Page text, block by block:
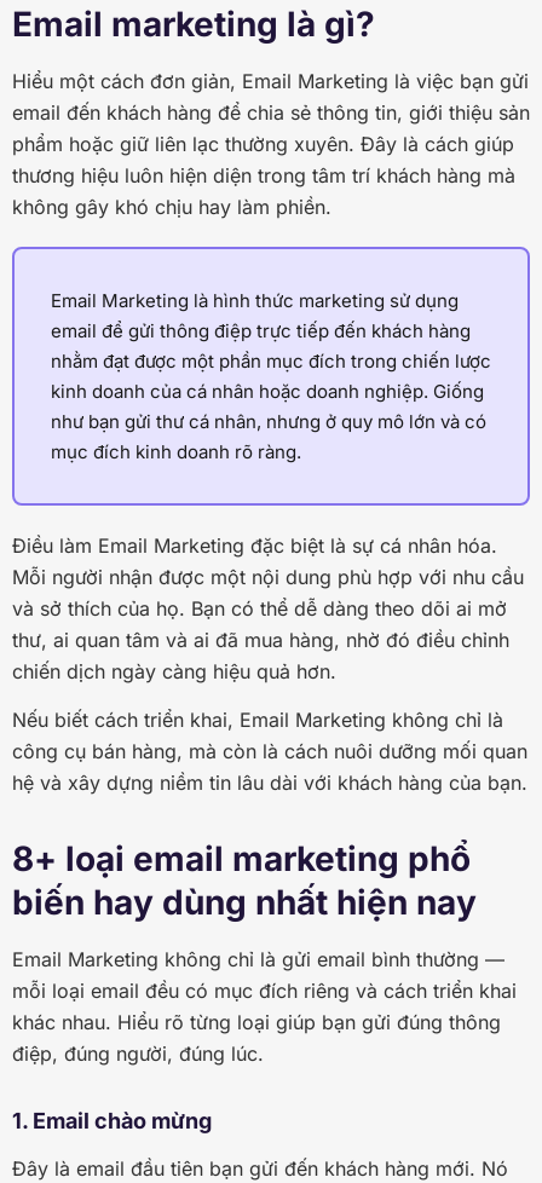
Email marketing là gì?
Hiểu một cách đơn giản, Email Marketing là việc bạn gửi
email đến khách hàng để chia sẻ thông tin, giới thiệu sản
phẩm hoặc giữ liên lạc thường xuyên. Đây là cách giúp
thương hiệu luôn hiện diện trong tâm trí khách hàng mà
không gây khó chịu hay làm phiền.
Email Marketing là hình thức marketing sử dụng
email để gửi thông điệp trực tiếp đến khách hàng
nhằm đạt được một phần mục đích trong chiến lược
kinh doanh của cá nhân hoặc doanh nghiệp. Giống
như bạn gửi thư cá nhân, nhưng ở quy mô lớn và có
mục đích kinh doanh rõ ràng.
Điều làm Email Marketing đặc biệt là sự cá nhân hóa.
Mỗi người nhận được một nội dung phù hợp với nhu cầu
và sở thích của họ. Bạn có thể dễ dàng theo dõi ai mở
thư, ai quan tâm và ai đã mua hàng, nhờ đó điều chỉnh
chiến dịch ngày càng hiệu quả hơn.
Nếu biết cách triển khai, Email Marketing không chỉ là
công cụ bán hàng, mà còn là cách nuôi dưỡng mối quan
hệ và xây dựng niềm tin lâu dài với khách hàng của bạn.
8+ loại email marketing phổ
biến hay dùng nhất hiện nay
Email Marketing không chỉ là gửi email bình thường —
mỗi loại email đều có mục đích riêng và cách triển khai
khác nhau. Hiểu rõ từng loại giúp bạn gửi đúng thông
điệp, đúng người, đúng lúc.
1. Email chào mừng
Đây là email đầu tiên bạn gửi đến khách hàng mới. Nó